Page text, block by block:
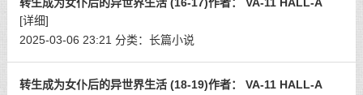
[详细]
2025-03-06 23:21 分类： 长篇小说
转生成为女仆后的异世界生活 (18-19)作者： VA-11 HALL-A